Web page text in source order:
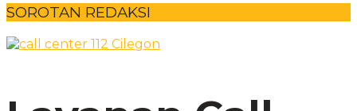
SOROTAN REDAKSI